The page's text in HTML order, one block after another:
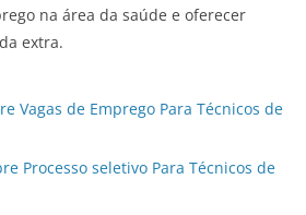
na área da saúde e oferecer
extra.
Vagas de Emprego Para Técnicos de
Processo seletivo Para Técnicos de